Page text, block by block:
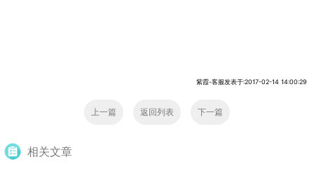
紫霞-客服发表于:2017-02-14 14:00:29
上一篇 返回列表 下一篇
相关文章